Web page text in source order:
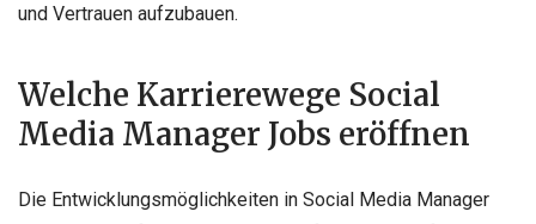
und Vertrauen aufzubauen.
Welche Karrierewege Social
Media Manager Jobs eröffnen
Die Entwicklungsmöglichkeiten in Social Media Manager